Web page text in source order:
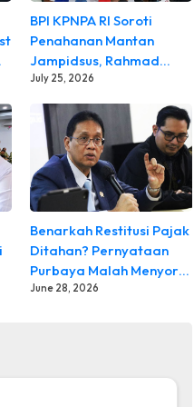
Sepanjang Masa
perhelatan Piala Dunia
Ragu Tetapkan
Negara dan
BPI KPNPA RI Soroti
Penahanan Mantan
Jampidsus, Rahmad
Sukendar: Jangan Ada
Perlakuan Istimewa,
Publik Berhak Mendapat
Kepastian
July 25, 2026
Benarkah Restitusi Pajak
Ditahan? Pernyataan
Purbaya Malah Menyorot
Dugaan Oknum DJP
June 28, 2026